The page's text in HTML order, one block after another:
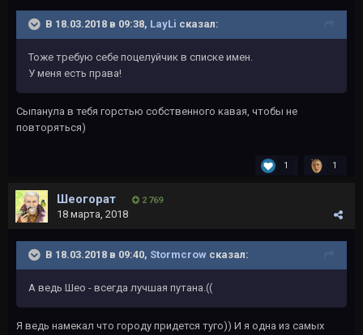
В 18.03.2018 в 09:38, LayLi сказал:
Тоже требую себе поцелуйчик в списке имен.
У меня есть права!
Cыпанула в тебя горстью собственного кавая, чтобы не
повторяться)
1 1
Шеогорат 2 769
18 марта, 2018
В 18.03.2018 в 09:40, Stormcrow сказал:
А ведь Шео - всегда лучшая путана.((
Я ведь намекал что городу придется туго)) И я одна из самых